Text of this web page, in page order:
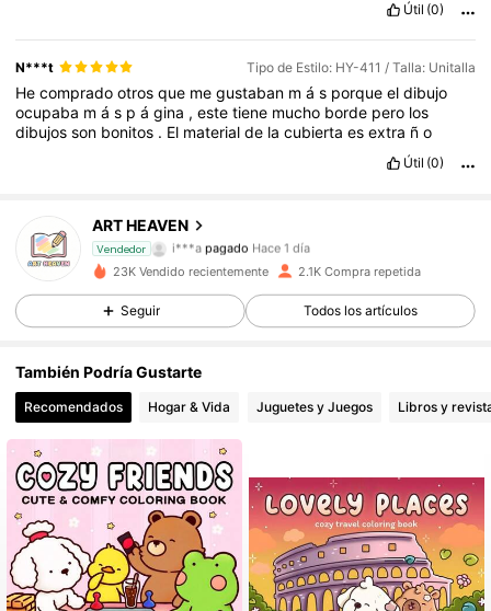
Útil (0)
N***t Tipo de Estilo: HY-411 / Talla: Unitalla
Hecompradootrosque megustaban más porqueeldibujo
ocupaba más página ,estetiene mucho borde pero los
dibujosson bonitos . El materialde lacubiertaesextra ño
Útil (0)
ART HEAVEN
Vendedor
4,86
i***a pagado Hace 1 día
m***d
seguido hace Hace 23 horas
4,86 561 Seguidores
4,86
561 Seguidores
4,86 561 Seguidores
4,86 561 Seguidores
23K Vendido recientemente 2.1K Compra repetida
Seguir Todos los artículos
También Podría Gustarte
Recomendados Hogar & Vida Juguetes y Juegos Libros y